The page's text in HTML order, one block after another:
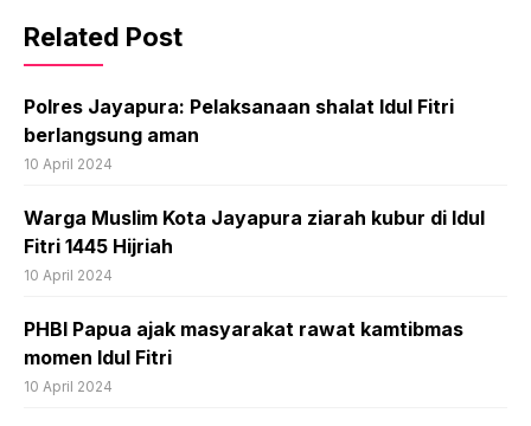
Related Post
Polres Jayapura: Pelaksanaan shalat Idul Fitri
berlangsung aman
10 April 2024
Warga Muslim Kota Jayapura ziarah kubur di Idul
Fitri 1445 Hijriah
10 April 2024
PHBI Papua ajak masyarakat rawat kamtibmas
momen Idul Fitri
10 April 2024